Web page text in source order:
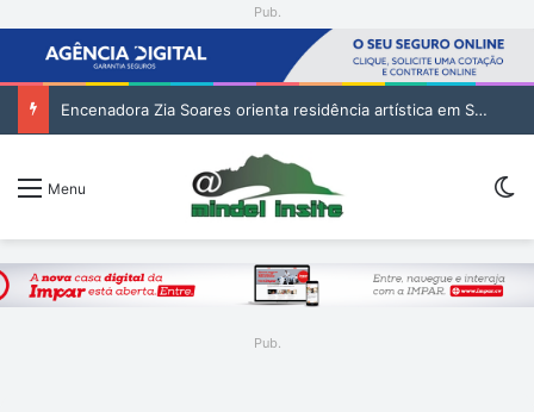
Pub.
Encenadora Zia Soares orienta residência artística em São Vicente
Menu
Pub.